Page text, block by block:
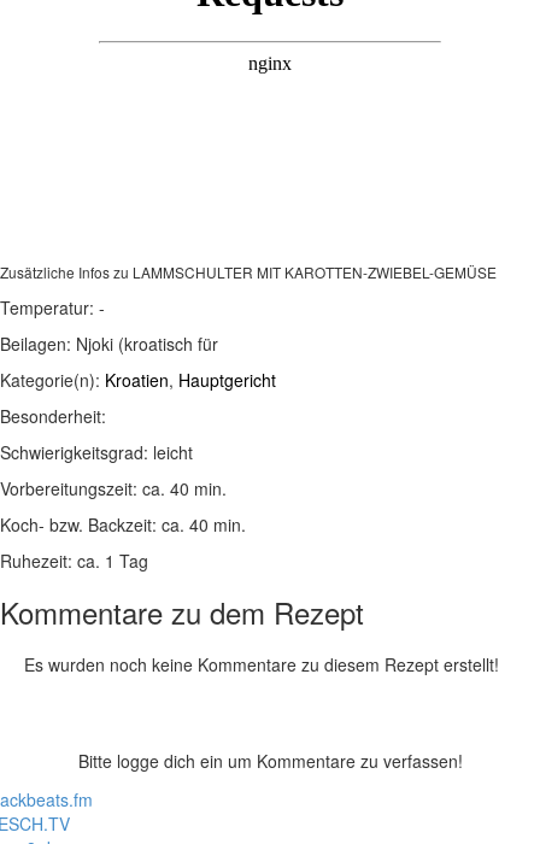
Zusätzliche Infos zu LAMMSCHULTER MIT KAROTTEN-ZWIEBEL-GEMÜSE
Temperatur: -
Beilagen: Njoki (kroatisch für
Kategorie(n): Kroatien, Hauptgericht
Besonderheit:
Schwierigkeitsgrad: leicht
Vorbereitungszeit: ca. 40 min.
Koch- bzw. Backzeit: ca. 40 min.
Ruhezeit: ca. 1 Tag
Kommentare zu dem Rezept
Es wurden noch keine Kommentare zu diesem Rezept erstellt!
Bitte logge dich ein um Kommentare zu verfassen!